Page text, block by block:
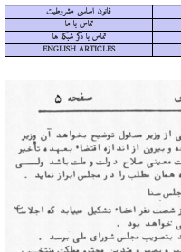
قانون اساسی مشروطیت
تماس با ما
تماس با دگر شبکه ها
ENGLISH ARTICLES